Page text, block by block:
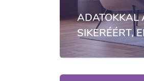
ADATOKKAL
SIKERÉÉRT,